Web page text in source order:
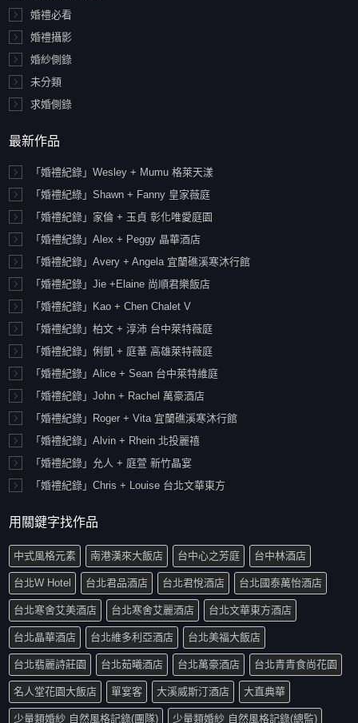
婚禮必看
婚禮攝影
婚紗側錄
未分類
求婚側錄
最新作品
「婚禮紀錄」Wesley + Mumu 格萊天漾
「婚禮紀綠」Shawn + Fanny 皇家薇庭
「婚禮紀錄」家倫 + 玉貞 彰化唯愛庭園
「婚禮紀錄」Alex + Peggy 晶華酒店
「婚禮紀錄」Avery + Angela 宜蘭礁溪寒沐行館
「婚禮紀錄」Jie +Elaine 尚順君樂飯店
「婚禮紀錄」Kao + Chen Chalet V
「婚禮紀錄」柏文 + 淳沛 台中萊特薇庭
「婚禮紀錄」俐凱 + 庭葦 高雄萊特薇庭
「婚禮紀錄」Alice + Sean 台中萊特維庭
「婚禮紀錄」John + Rachel 萬豪酒店
「婚禮紀錄」Roger + Vita 宜蘭礁溪寒沐行館
「婚禮紀錄」Alvin + Rhein 北投麗禧
「婚禮紀錄」允人 + 庭萱 新竹晶宴
「婚禮紀錄」Chris + Louise 台北文華東方
用關鍵字找作品
中式風格元素 南港漢來大飯店 台中心之芳庭 台中林酒店
台北W Hotel 台北君品酒店 台北君悅酒店 台北國泰萬怡酒店
台北寒舍艾美酒店 台北寒舍艾麗酒店 台北文華東方酒店
台北晶華酒店 台北維多利亞酒店 台北美福大飯店
台北翡麗詩莊園 台北茹曦酒店 台北萬豪酒店 台北青青食尚花園
名人堂花園大飯店 單宴客 大溪威斯汀酒店 大直典華
少量類婚紗 自然風格記錄(團隊) 少量類婚紗 自然風格記錄(總監)